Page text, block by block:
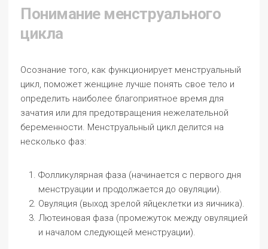
Понимание менструального
цикла
Осознание того, как функционирует менструальный
цикл, поможет женщине лучше понять свое тело и
определить наиболее благоприятное время для
зачатия или для предотвращения нежелательной
беременности. Менструальный цикл делится на
несколько фаз:
Фолликулярная фаза (начинается с первого дня
менструации и продолжается до овуляции).
Овуляция (выход зрелой яйцеклетки из яичника).
Лютеиновая фаза (промежуток между овуляцией
и началом следующей менструации).